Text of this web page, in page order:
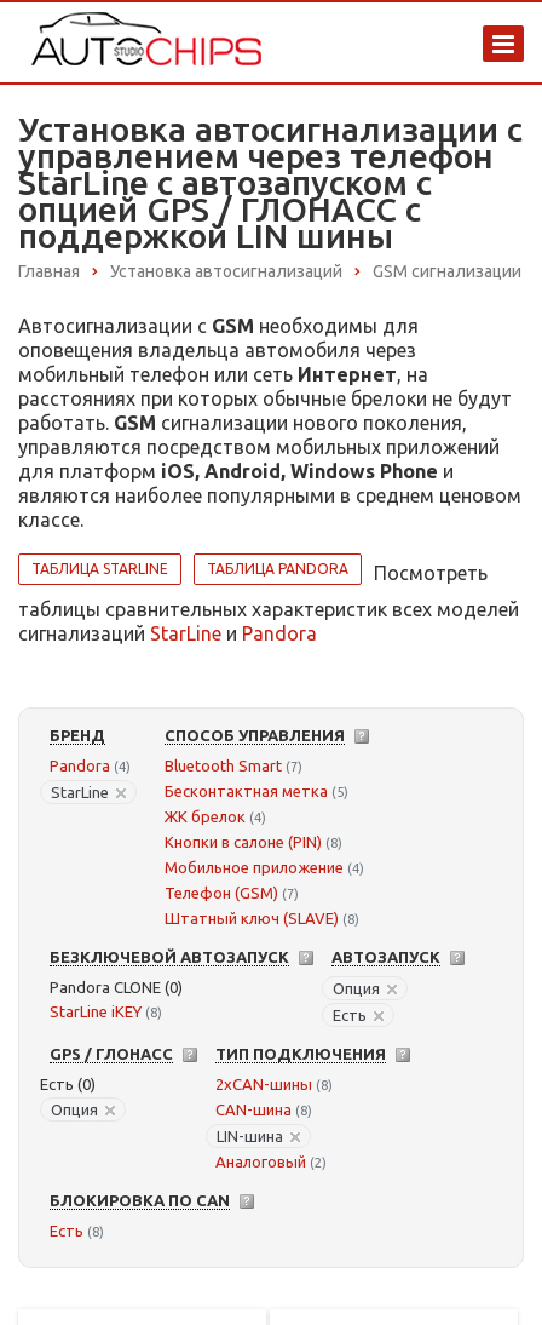
Установка автосигнализации с
управлением через телефон
StarLine с автозапуском с
опцией GPS / ГЛОНАСС с
поддержкой LIN шины
Главная Установка автосигнализаций GSM сигнализации
Автосигнализации с GSM необходимы для
оповещения владельца автомобиля через
мобильный телефон или сеть Интернет, на
расстояниях при которых обычные брелоки не будут
работать. GSM сигнализации нового поколения,
управляются посредством мобильных приложений
для платформ iOS, Android, Windows Phone и
являются наиболее популярными в среднем ценовом
классе.
ТАБЛИЦА STARLINE ТАБЛИЦА PANDORA
Посмотреть
таблицы сравнительных характеристик всех моделей
сигнализаций StarLine и Pandora
БРЕНД
Pandora (4)
StarLine
СПОСОБ УПРАВЛЕНИЯ
Bluetooth Smart (7)
Бесконтактная метка (5)
ЖК брелок (4)
Кнопки в салоне (PIN) (8)
Мобильное приложение (4)
Телефон (GSM) (7)
Штатный ключ (SLAVE) (8)
БЕЗКЛЮЧЕВОЙ АВТОЗАПУСК
Pandora CLONE (0)
StarLine iKEY (8)
АВТОЗАПУСК
Опция
Есть
GPS / ГЛОНАСС
Есть (0)
Опция
ТИП ПОДКЛЮЧЕНИЯ
2xCAN-шины (8)
CAN-шина (8)
LIN-шина
Аналоговый (2)
БЛОКИРОВКА ПО CAN
Есть (8)